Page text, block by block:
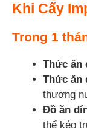
Khi Cấy
Trong 1
Thức ăn
Thức ăn
thương
Đồ ăn
thể kéo